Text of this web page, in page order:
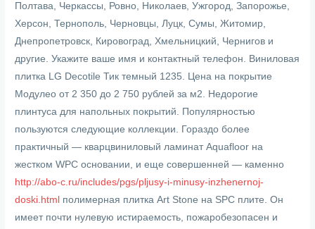
Полтава, Черкассы, Ровно, Николаев, Ужгород, Запорожье,
Херсон, Тернополь, Черновцы, Луцк, Сумы, Житомир,
Днепропетровск, Кировоград, Хмельницкий, Чернигов и
другие. Укажите ваше имя и контактный телефон. Виниловая
плитка LG Decotile Тик темный 1235. Цена на покрытие
Модулео от 2 350 до 2 750 рублей за м2. Недорогие
плинтуса для напольных покрытий. Популярностью
пользуются следующие коллекции. Гораздо более
практичный — кварцвиниловый ламинат Aquafloor на
жестком WPC основании, и еще совершенней — каменно
http://abo-c.ru/includes/pgs/pljusy-i-minusy-inzhenernoj-
doski.html полимерная плитка Art Stone на SPC плите. Он
имеет почти нулевую истираемость, пожаробезопасен и